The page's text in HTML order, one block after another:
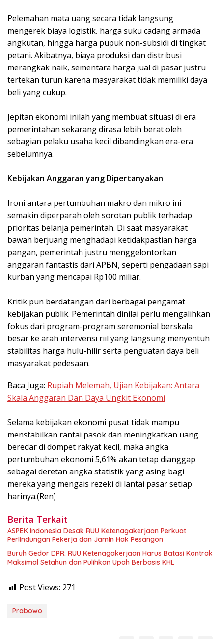
Pelemahan mata uang secara tidak langsung
mengerek biaya logistik, harga suku cadang armada
angkutan, hingga harga pupuk non-subsidi di tingkat
petani. Akibatnya, biaya produksi dan distribusi
merangkak naik, sementara harga jual di pasar justru
tertekan turun karena masyarakat tidak memiliki daya
beli yang cukup.
Jepitan ekonomi inilah yang membuat situasi di era
pemerintahan sekarang dirasa lebih berat oleh
sebagian pelaku usaha kecil dibandingkan era-era
sebelumnya.
Kebijakan Anggaran yang Dipertanyakan
Ironi antara pertumbuhan makro dan mikro ini
semakin diperparah oleh sorotan publik terhadap
prioritas belanja pemerintah. Di saat masyarakat
bawah berjuang menghadapi ketidakpastian harga
pangan, pemerintah justru menggelontorkan
anggaran fantastis dari APBN, seperti pengadaan sapi
kurban yang mencapai Rp100 miliar.
Kritik pun berdatangan dari berbagai pengamat
kebijakan publik. Pemerintah dinilai perlu mengalihkan
fokus dari program-program seremonial berskala
besar ke arah intervensi riil yang langsung menyentuh
stabilitas harga hulu-hilir serta penguatan daya beli
masyarakat pedesaan.
Baca Juga: Rupiah Melemah, Ujian Kebijakan: Antara
Skala Anggaran Dan Daya Ungkit Ekonomi
Selama kebijakan ekonomi pusat tidak mampu
menstabilkan rantai pasok dan meningkatkan uang
beredar di dompet rakyat kecil, maka angka
pertumbuhan ekonomi 5,61% akan tetap dianggap
sebagai deretan angka statistik yang asing bagi
mereka yang mengais rezeki di lantai pasar setiap
harinya.(Ren)
Berita Terkait
ASPEK Indonesia Desak RUU Ketenagakerjaan Perkuat
Perlindungan Pekerja dan Jamin Hak Pesangon
Buruh Gedor DPR: RUU Ketenagakerjaan Harus Batasi Kontrak
Maksimal Setahun dan Pulihkan Upah Berbasis KHL
Post Views: 271
Prabowo